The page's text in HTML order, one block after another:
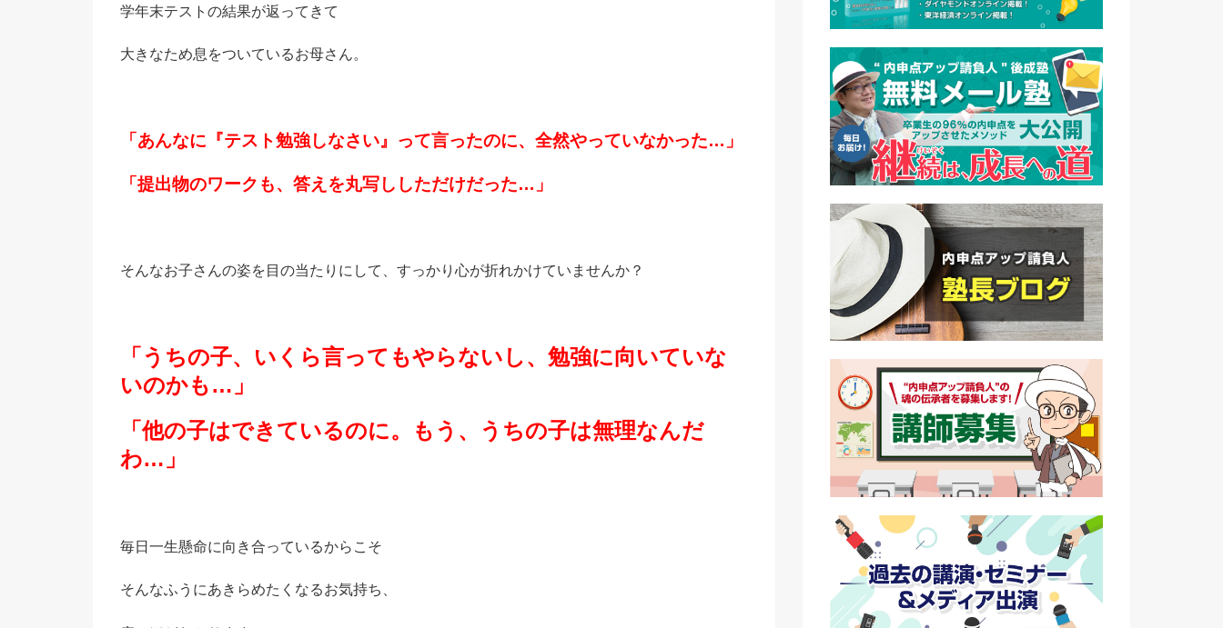
学年末テストの結果が返ってきて
大きなため息をついているお母さん。
「あんなに『テスト勉強しなさい』って言ったのに、全然やっていなかった…」
「提出物のワークも、答えを丸写ししただけだった…」
そんなお子さんの姿を目の当たりにして、すっかり心が折れかけていませんか？
「うちの子、いくら言ってもやらないし、勉強に向いていな
いのかも…」
「他の子はできているのに。もう、うちの子は無理なんだ
わ…」
毎日一生懸命に向き合っているからこそ
そんなふうにあきらめたくなるお気持ち、